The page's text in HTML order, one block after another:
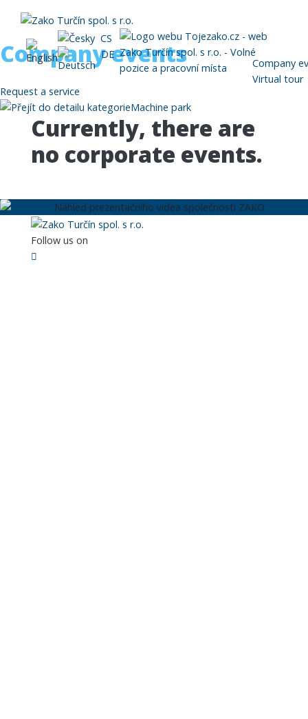
CS
DE
Company
Virtual tour
Company events
Request a service
Machine park
Currently, there are
no corporate events.
Follow us on